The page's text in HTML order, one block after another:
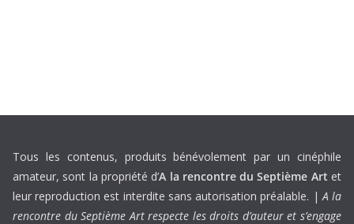
Tous les contenus, produits bénévolement par un cinéphile
amateur, sont la propriété d’A la rencontre du Septième Art et
leur reproduction est interdite sans autorisation préalable. |A la
rencontre du Septième Art respecte les droits d’auteur et s’engage